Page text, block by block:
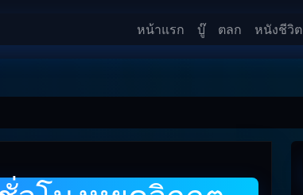
หน้าแรก บู๊ ตลก หนังชีวิต